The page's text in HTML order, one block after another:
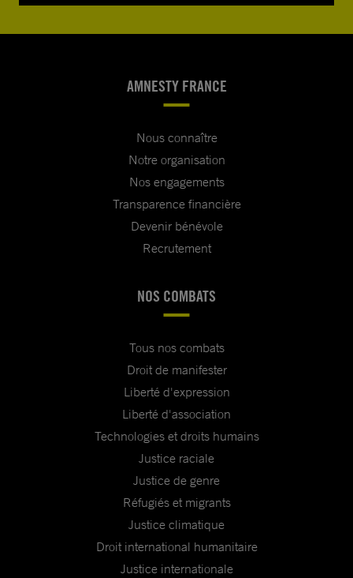
AMNESTY FRANCE
Nous connaître
Notre organisation
Nos engagements
Transparence financière
Devenir bénévole
Recrutement
NOS COMBATS
Tous nos combats
Droit de manifester
Liberté d'expression
Liberté d'association
Technologies et droits humains
Justice raciale
Justice de genre
Réfugiés et migrants
Justice climatique
Droit international humanitaire
Justice internationale